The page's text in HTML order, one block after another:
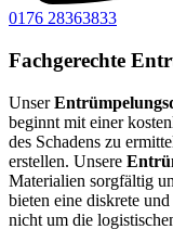
0176 28363833
Fachgerechte
Unser
beginnt mit einer
des Schadens zu
erstellen. Unsere
Materialien sorgfältig
bieten eine diskrete
nicht um die